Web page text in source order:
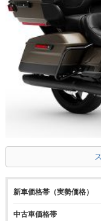
新車価格帯（実勢価格）
中古車価格帯